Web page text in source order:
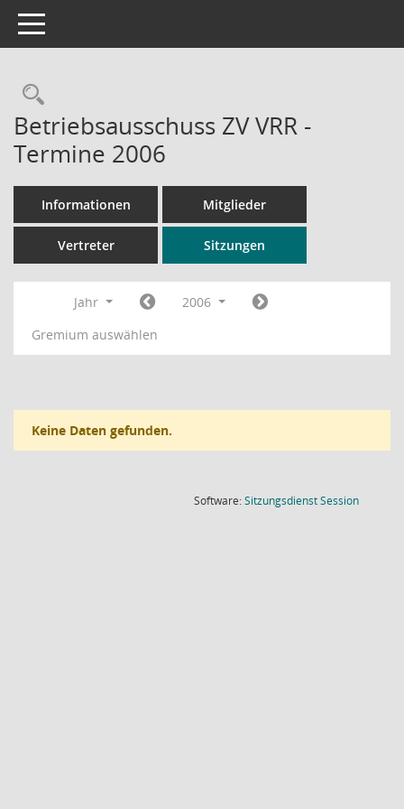
Toggle navigation
Rechercheauswahl
Betriebsausschuss ZV VRR -
Termine 2006
Informationen Mitglieder
Vertreter Sitzungen
Jahr
2006
Gremium auswählen
Keine Daten gefunden.
Software:SitzungsdienstSession(Wird in